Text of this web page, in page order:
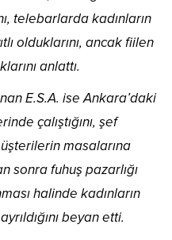
telebarlarda kadınların
olduklarını, ancak fiilen
anlattı.
E.S.A. ise Ankara’daki
çalıştığını, şef
masalarına
sonra fuhuş pazarlığı
halinde kadınların
beyan etti.